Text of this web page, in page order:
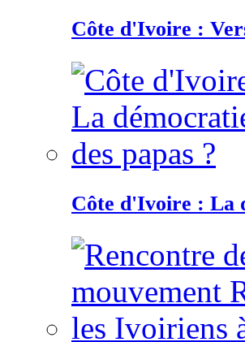
Côte d'Ivoire :
Côte d'Ivoire : La